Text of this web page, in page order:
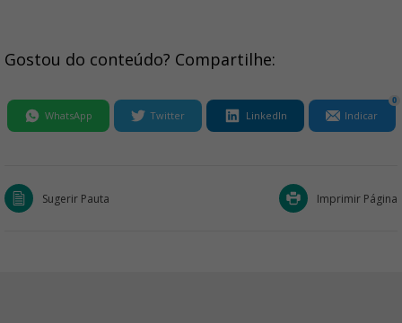
Gostou do conteúdo? Compartilhe:
WhatsApp Twitter LinkedIn Indicar
0
Sugerir Pauta Imprimir Página